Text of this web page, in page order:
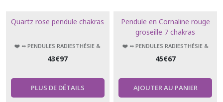
Quartz rose pendule chakras
❤️ ➻ PENDULES RADIESTHÉSIE &
43€97
PLUS DE DÉTAILS
Pendule en Cornaline rouge
groseille 7 chakras
❤️ ➻ PENDULES RADIESTHÉSIE &
45€67
AJOUTER AU PANIER